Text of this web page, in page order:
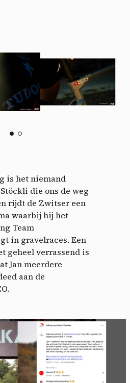
is het niemand
die ons de weg
rijdt de Zwitser een
waarbij hij het
Team
in gravelraces. Een
geheel verrassend is
Jan meerdere
aan de